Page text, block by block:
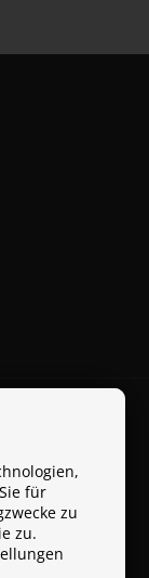
für
zu
zu.